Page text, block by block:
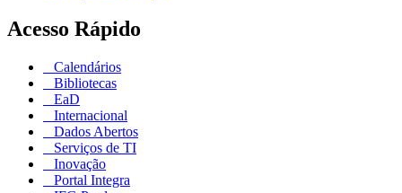
Acesso Rápido
Calendários
Bibliotecas
EaD
Internacional
Dados Abertos
Serviços de TI
Inovação
Portal Integra